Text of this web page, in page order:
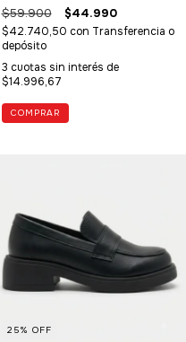
$59.900 $44.990
$42.740,50 con Transferencia o
depósito
3 cuotas sin interés de
$14.996,67
COMPRAR
25% OFF